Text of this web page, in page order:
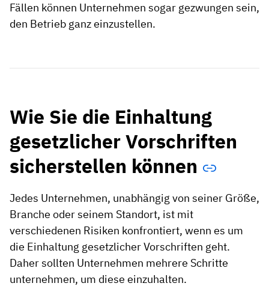
Fällen können Unternehmen sogar gezwungen sein,
den Betrieb ganz einzustellen.
Wie Sie die Einhaltung
gesetzlicher Vorschriften
sicherstellen können
Jedes Unternehmen, unabhängig von seiner Größe,
Branche oder seinem Standort, ist mit
verschiedenen Risiken konfrontiert, wenn es um
die Einhaltung gesetzlicher Vorschriften geht.
Daher sollten Unternehmen mehrere Schritte
unternehmen, um diese einzuhalten.